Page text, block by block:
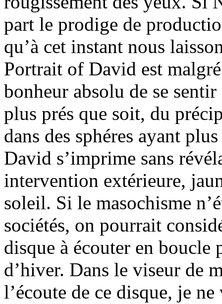
part le prodige de
qu’à cet instant nous
Portrait of David est
bonheur absolu de se
plus prés que soit, du
dans des sphéres ayant
David s’imprime sans
intervention extérieure,
soleil. Si le masochisme
sociétés, on pourrait
disque à écouter en boucle
d’hiver. Dans le viseur de
l’écoute de ce disque, je